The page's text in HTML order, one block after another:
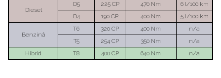
Diesel
D5 225 CP 470 Nm
6 l/100 km
D4
190 CP 400 Nm 5 l/100 km
Benzină
T6 320 CP 400 Nm
n/a
T5
254 CP 350 Nm
n/a
Hibrid
T8 400 CP 640 Nm n/a